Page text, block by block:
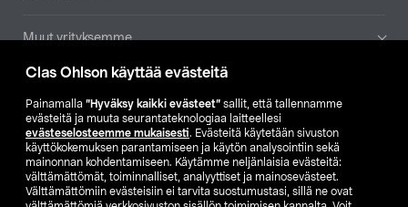
Clas Ohlson käyttää evästeitä
Painamalla ”Hyväksy kaikki evästeet” sallit, että tallennamme
evästeitä ja muuta seurantateknologiaa laitteellesi
evästeselosteemme mukaisesti. Evästeitä käytetään sivuston
käyttökokemuksen parantamiseen ja käytön analysointiin sekä
mainonnan kohdentamiseen. Käytämme neljänlaisia evästeitä:
välttämättömät, toiminnalliset, analyyttiset ja mainosevästeet.
Välttämättömiin evästeisiin ei tarvita suostumustasi, sillä ne ovat
Muut yrityksemme
Etsi myymälä
SE NO FI
FI SV